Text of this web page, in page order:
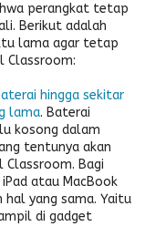
perangkat tetap
Berikut adalah
lama agar tetap
Classroom:
hingga sekitar
lama. Baterai
kosong dalam
tentunya akan
Bagi
atau MacBook
hal yang sama. Yaitu
di gadget